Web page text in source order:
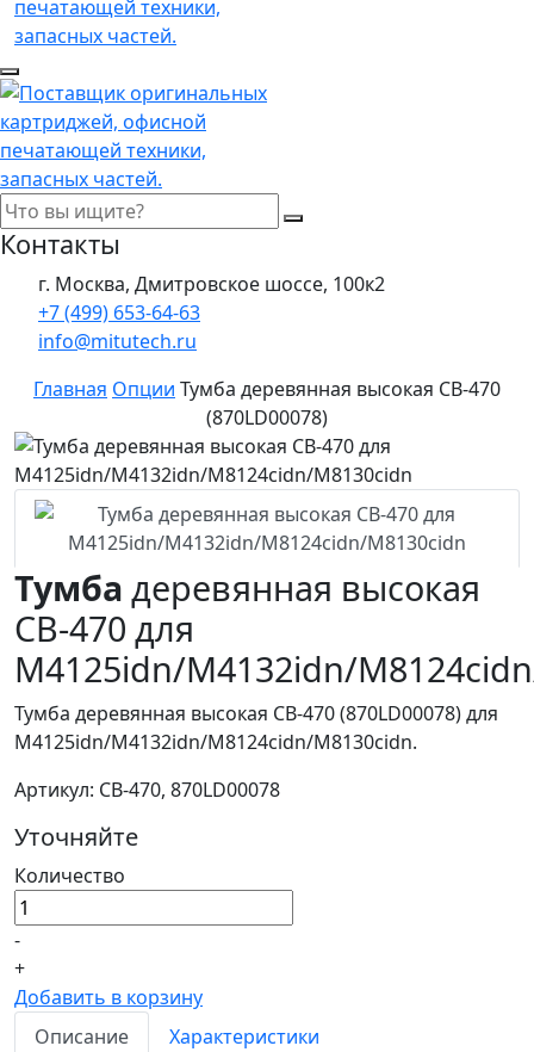
Контакты
г. Москва, Дмитровское шоссе, 100к2
+7 (499) 653-64-63
info@mitutech.ru
Главная Опции Тумба деревянная высокая CB-470
(870LD00078)
Тумба деревянная высокая
CB-470 для
M4125idn/M4132idn/
Тумба деревянная высокая CB-470 (870LD00078) для
M4125idn/M4132idn/M8124cidn/M8130cidn.
Артикул: CB-470, 870LD00078
Уточняйте
Количество
-
+
Добавить в корзину
Описание
Характеристики